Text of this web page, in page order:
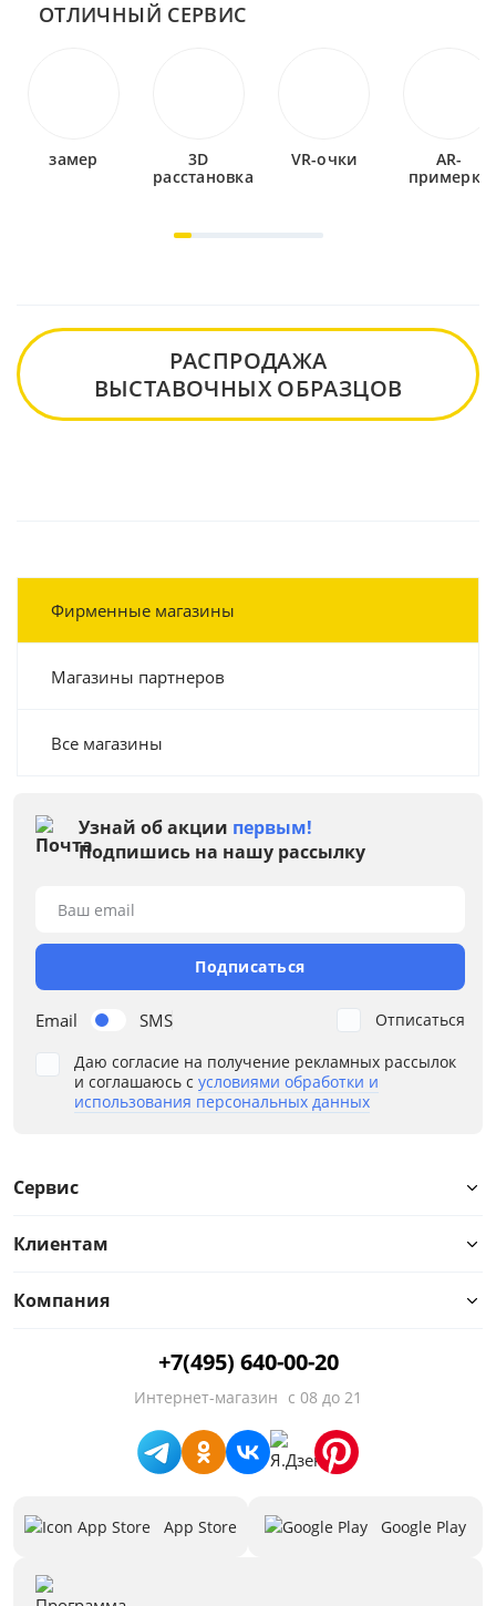
ОТЛИЧНЫЙ СЕРВИС
замер
3D
расстановка
VR-очки
AR-
примерка
РАСПРОДАЖА
ВЫСТАВОЧНЫХ ОБРАЗЦОВ
Фирменные магазины
Магазины партнеров
Все магазины
Узнай об акции первым!
Подпишись на нашу рассылку
Email SMS
Ваш email
Подписаться
Даю согласие на получение рекламных рассылок
и соглашаюсь с условиями обработки и
использования персональных данных
Отписаться
Сервис
Клиентам
Компания
+7(495) 640-00-20
Интернет-магазин с 08 до 21
App Store Google Play